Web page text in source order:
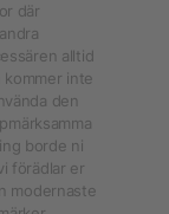
där
alltid
kommer inte
den
borde ni
förädlar er
modernaste